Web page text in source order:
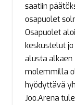
saatiin
osapuolet
Osapuolet
keskustelut
alusta alkaen
molemmilla
hyödyttävä
Joo.Arena